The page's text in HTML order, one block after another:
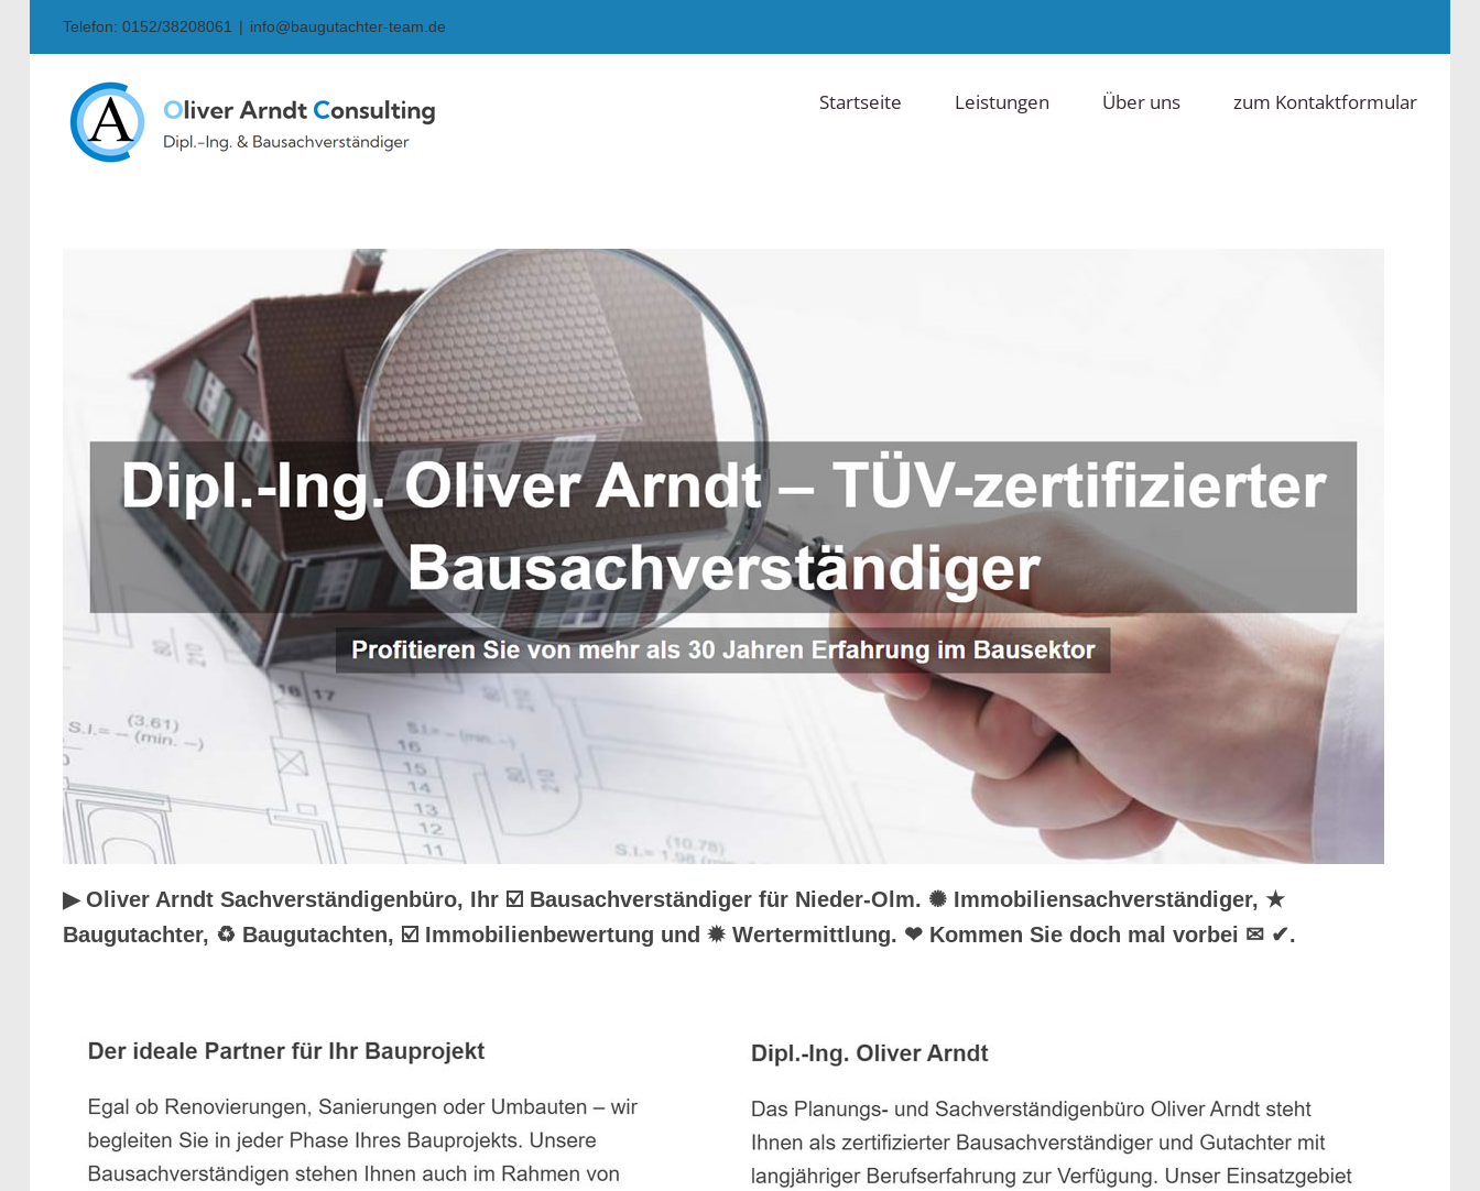
Telefon: 0152/38208061 | info@baugutachter-team.de
Startseite Leistungen Über uns zum Kontaktformular
▶︎ Oliver Arndt Sachverständigenbüro, Ihr ☑️ Bausachverständiger für Nieder-Olm. ✺ Immobiliensachverständiger, ★
Baugutachter, ♻ Baugutachten, ☑️ Immobilienbewertung und ✹ Wertermittlung. ❤ Kommen Sie doch mal vorbei ✉ ✔.